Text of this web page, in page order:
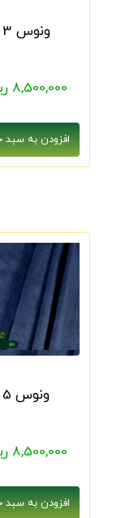
ونوس 3
8,500,000 ریال
ونوس 5
8,500,000 ریال